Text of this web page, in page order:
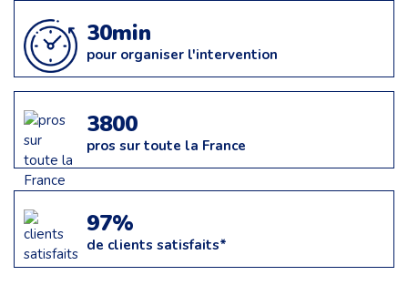
30min
pour organiser l'intervention
3800
pros sur toute la France
97%
de clients satisfaits*